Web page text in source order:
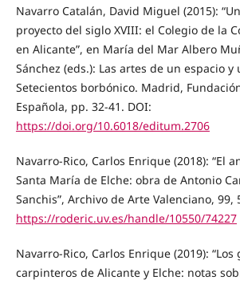
Navarro Catalán, David Miguel (2015):
proyecto del siglo XVIII: el Colegio de la
en Alicante”, en María del Mar Albero
Sánchez (eds.): Las artes de un espacio
Setecientos borbónico. Madrid,
Española, pp. 32-41. DOI:
https://doi.org/10.6018/editum.2706
Navarro-Rico, Carlos Enrique (2018): “El
Santa María de Elche: obra de Antonio
Sanchis”, Archivo de Arte Valenciano, 99,
https://roderic.uv.es/handle/10550/74227
Navarro-Rico, Carlos Enrique (2019):
carpinteros de Alicante y Elche: notas